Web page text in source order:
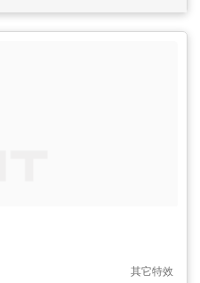
其它特效